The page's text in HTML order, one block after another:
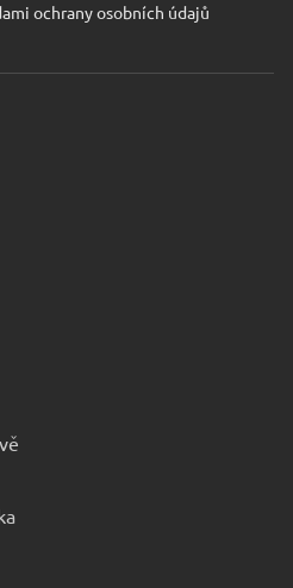
ochrany osobních údajů